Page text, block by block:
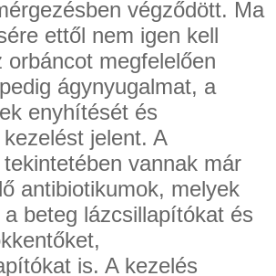
végződött. Ma
ettől nem igen kell
orbáncot megfelelően
ágynyugalmat, a
enyhítését és
jelent. A
vannak már
antibiotikumok, melyek
beteg lázcsillapítókat és
is. A kezelés